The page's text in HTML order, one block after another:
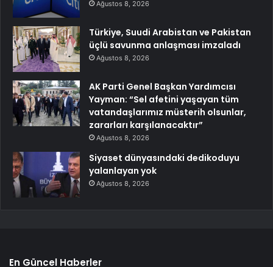
Ağustos 8, 2026
Türkiye, Suudi Arabistan ve Pakistan
üçlü savunma anlaşması imzaladı
Ağustos 8, 2026
AK Parti Genel Başkan Yardımcısı
Yayman: “Sel afetini yaşayan tüm
vatandaşlarımız müsterih olsunlar,
zararları karşılanacaktır”
Ağustos 8, 2026
Siyaset dünyasındaki dedikoduyu
yalanlayan yok
Ağustos 8, 2026
En Güncel Haberler